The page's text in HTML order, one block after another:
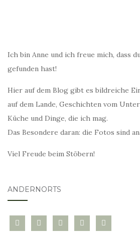
Ich bin Anne und ich freue mich, dass
gefunden hast!
Hier auf dem Blog gibt es bildreiche
auf dem Lande, Geschichten vom
Küche und Dinge, die ich mag.
Das Besondere daran: die Fotos sind
Viel Freude beim Stöbern!
ANDERNORTS
bloglovininstagramtwitter pinterest
mail